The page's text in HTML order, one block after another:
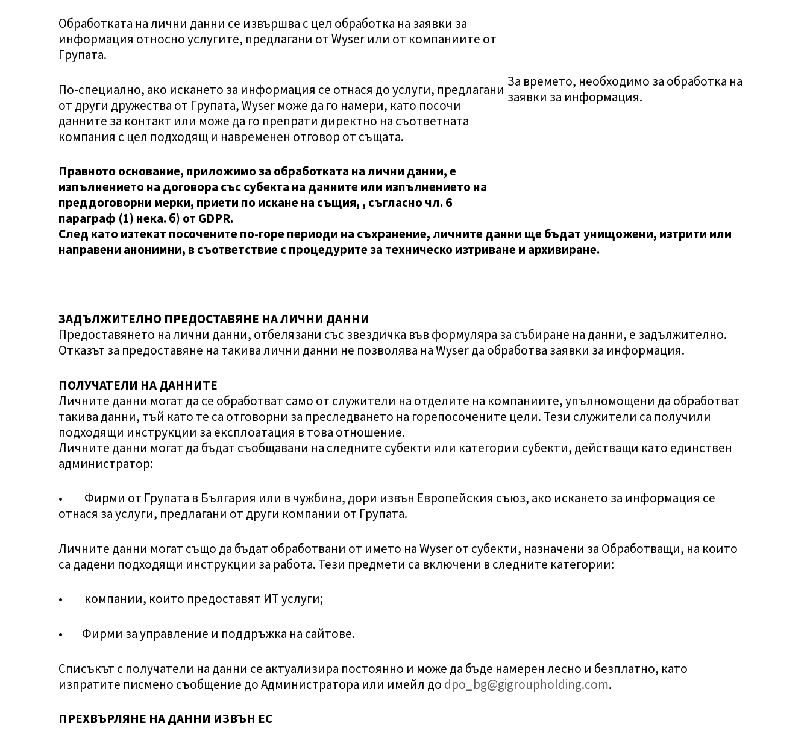
ИЗПРАТЕТЕ ВАШЕТО CV
LINKEDIN
Обработката на лични данни се извършва с цел обработка на заявки за
информация относно услугите, предлагани от Wyser или от компаниите от
Групата.
По-специално, ако искането за информация се отнася до услуги, предлагани
от други дружества от Групата, Wyser може да го намери, като посочи
данните за контакт или може да го препрати директно на съответната
компания с цел подходящ и навременен отговор от същата.
За времето, необходимо за обработка на
заявки за информация.
Правното основание, приложимо за обработката на лични данни, е
изпълнението на договора със субекта на данните или изпълнението на
преддоговорни мерки, приети по искане на същия, , съгласно чл. 6
параграф (1) нека. б) от GDPR.
След като изтекат посочените по-горе периоди на съхранение, личните данни ще бъдат унищожени, изтрити или
направени анонимни, в съответствие с процедурите за техническо изтриване и архивиране.
ЗАДЪЛЖИТЕЛНО ПРЕДОСТАВЯНЕ НА ЛИЧНИ ДАННИ
Предоставянето на лични данни, отбелязани със звездичка във формуляра за събиране на данни, е задължително.
Отказът за предоставяне на такива лични данни не позволява на Wyser да обработва заявки за информация.
ПОЛУЧАТЕЛИ НА ДАННИТЕ
Личните данни могат да се обработват само от служители на отделите на компаниите, упълномощени да обработват
такива данни, тъй като те са отговорни за преследването на горепосочените цели. Тези служители са получили
подходящи инструкции за експлоатация в това отношение.
Личните данни могат да бъдат съобщавани на следните субекти или категории субекти, действащи като единствен
администратор:
• Фирми от Групата в България или в чужбина, дори извън Европейския съюз, ако искането за информация се
отнася за услуги, предлагани от други компании от Групата.
Личните данни могат също да бъдат обработвани от името на Wyser от субекти, назначени за Обработващи, на които
са дадени подходящи инструкции за работа. Тези предмети са включени в следните категории:
• компании, които предоставят ИТ услуги;
• Фирми за управление и поддръжка на сайтове.
Списъкът с получатели на данни се актуализира постоянно и може да бъде намерен лесно и безплатно, като
изпратите писмено съобщение до Администратора или имейл до dpo_bg@gigroupholding.com.
ПРЕХВЪРЛЯНЕ НА ДАННИ ИЗВЪН ЕС